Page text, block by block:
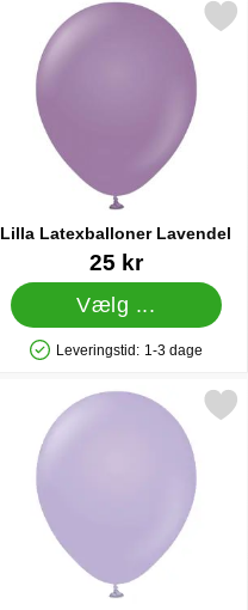
(20-25 cm) som favorit
Lilla Latexballoner Lavendel
3842725 kr
Vælg ...
Produkttilgængelighed: På lager
Leveringstid: 1-3 dage
Markér lilla Latexballoner
som favoritMarkér lilla Store